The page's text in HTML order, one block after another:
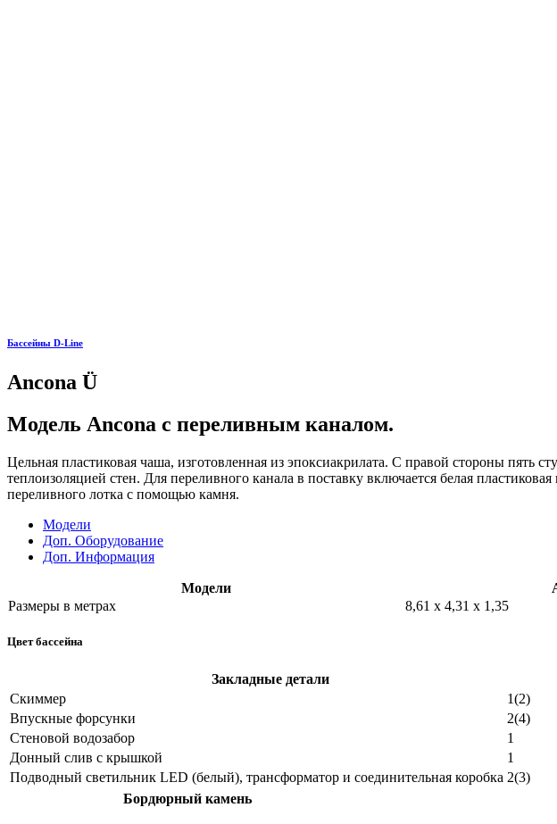
Бассейны D-Line
Ancona Ü
Модель Ancona с переливным каналом.
Цельная пластиковая чаша, изготовленная из эпоксиакрилата. С правой стороны пять
теплоизоляцией стен. Для переливного канала в поставку включается белая
переливного лотка с помощью камня.
Модели
Доп. Оборудование
Доп. Информация
Модели
Размеры в метрах
8,61 x 4,31 x 1,35
Цвет бассейна
Закладные детали
Скиммер
1(2)
Впускные форсунки
2(4)
Стеновой водозабор
1
Донный слив с крышкой
1
Подводный светильник LED (белый), трансформатор и соединительная коробка 2(3)
Бордюрный камень